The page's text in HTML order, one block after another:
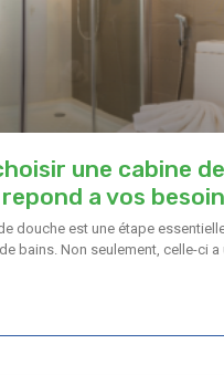
une cabine de
a vos
douche est une étape
bains. Non seulement, celle-ci